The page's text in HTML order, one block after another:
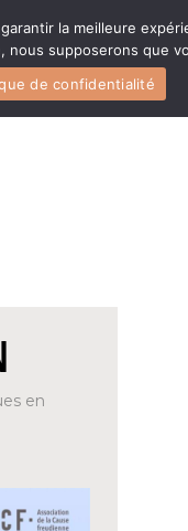
en
la meilleure
nous supposerons que
de confidentialité